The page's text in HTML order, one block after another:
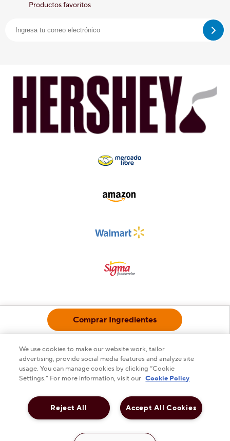
Comprar Ingredientes
Productos favoritos
¿Tienes dudas?
Contáctanos
Política de privacidad
Aviso legal
Política de Publicidad y Cookies de Hershey
Sustentabilidad
We use cookies to make our website work, tailor
advertising, provide social media features and analyze site
usage. You can manage cookies by clicking “Cookie
Settings.” For more information, visit our Cookie Policy
Accept All Cookies
Reject All